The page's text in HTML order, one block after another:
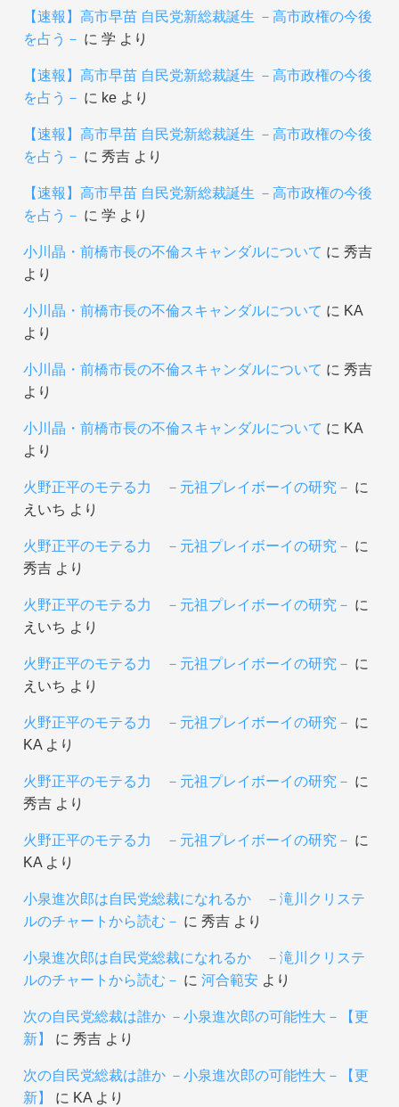
【速報】高市早苗 自民党新総裁誕生 －高市政権の今後
を占う－ に 学 より
【速報】高市早苗 自民党新総裁誕生 －高市政権の今後
を占う－ に keより
【速報】高市早苗 自民党新総裁誕生 －高市政権の今後
を占う－ に 秀吉より
【速報】高市早苗 自民党新総裁誕生 －高市政権の今後
を占う－ に 学 より
小川晶・前橋市長の不倫スキャンダルについて に 秀吉
より
小川晶・前橋市長の不倫スキャンダルについて に KA
より
小川晶・前橋市長の不倫スキャンダルについて に 秀吉
より
小川晶・前橋市長の不倫スキャンダルについて に KA
より
火野正平のモテる力 －元祖プレイボーイの研究－ に
えいち より
火野正平のモテる力 －元祖プレイボーイの研究－ に
秀吉より
火野正平のモテる力 －元祖プレイボーイの研究－ に
えいち より
火野正平のモテる力 －元祖プレイボーイの研究－ に
えいち より
火野正平のモテる力 －元祖プレイボーイの研究－ に
KAより
火野正平のモテる力 －元祖プレイボーイの研究－ に
秀吉より
火野正平のモテる力 －元祖プレイボーイの研究－ に
KAより
小泉進次郎は自民党総裁になれるか －滝川クリステ
ルのチャートから読む－ に 秀吉より
小泉進次郎は自民党総裁になれるか －滝川クリステ
ルのチャートから読む－ に 河合範安より
次の自民党総裁は誰か －小泉進次郎の可能性大－【更
新】
に 秀吉より
次の自民党総裁は誰か －小泉進次郎の可能性大－【更
新】
に KAより